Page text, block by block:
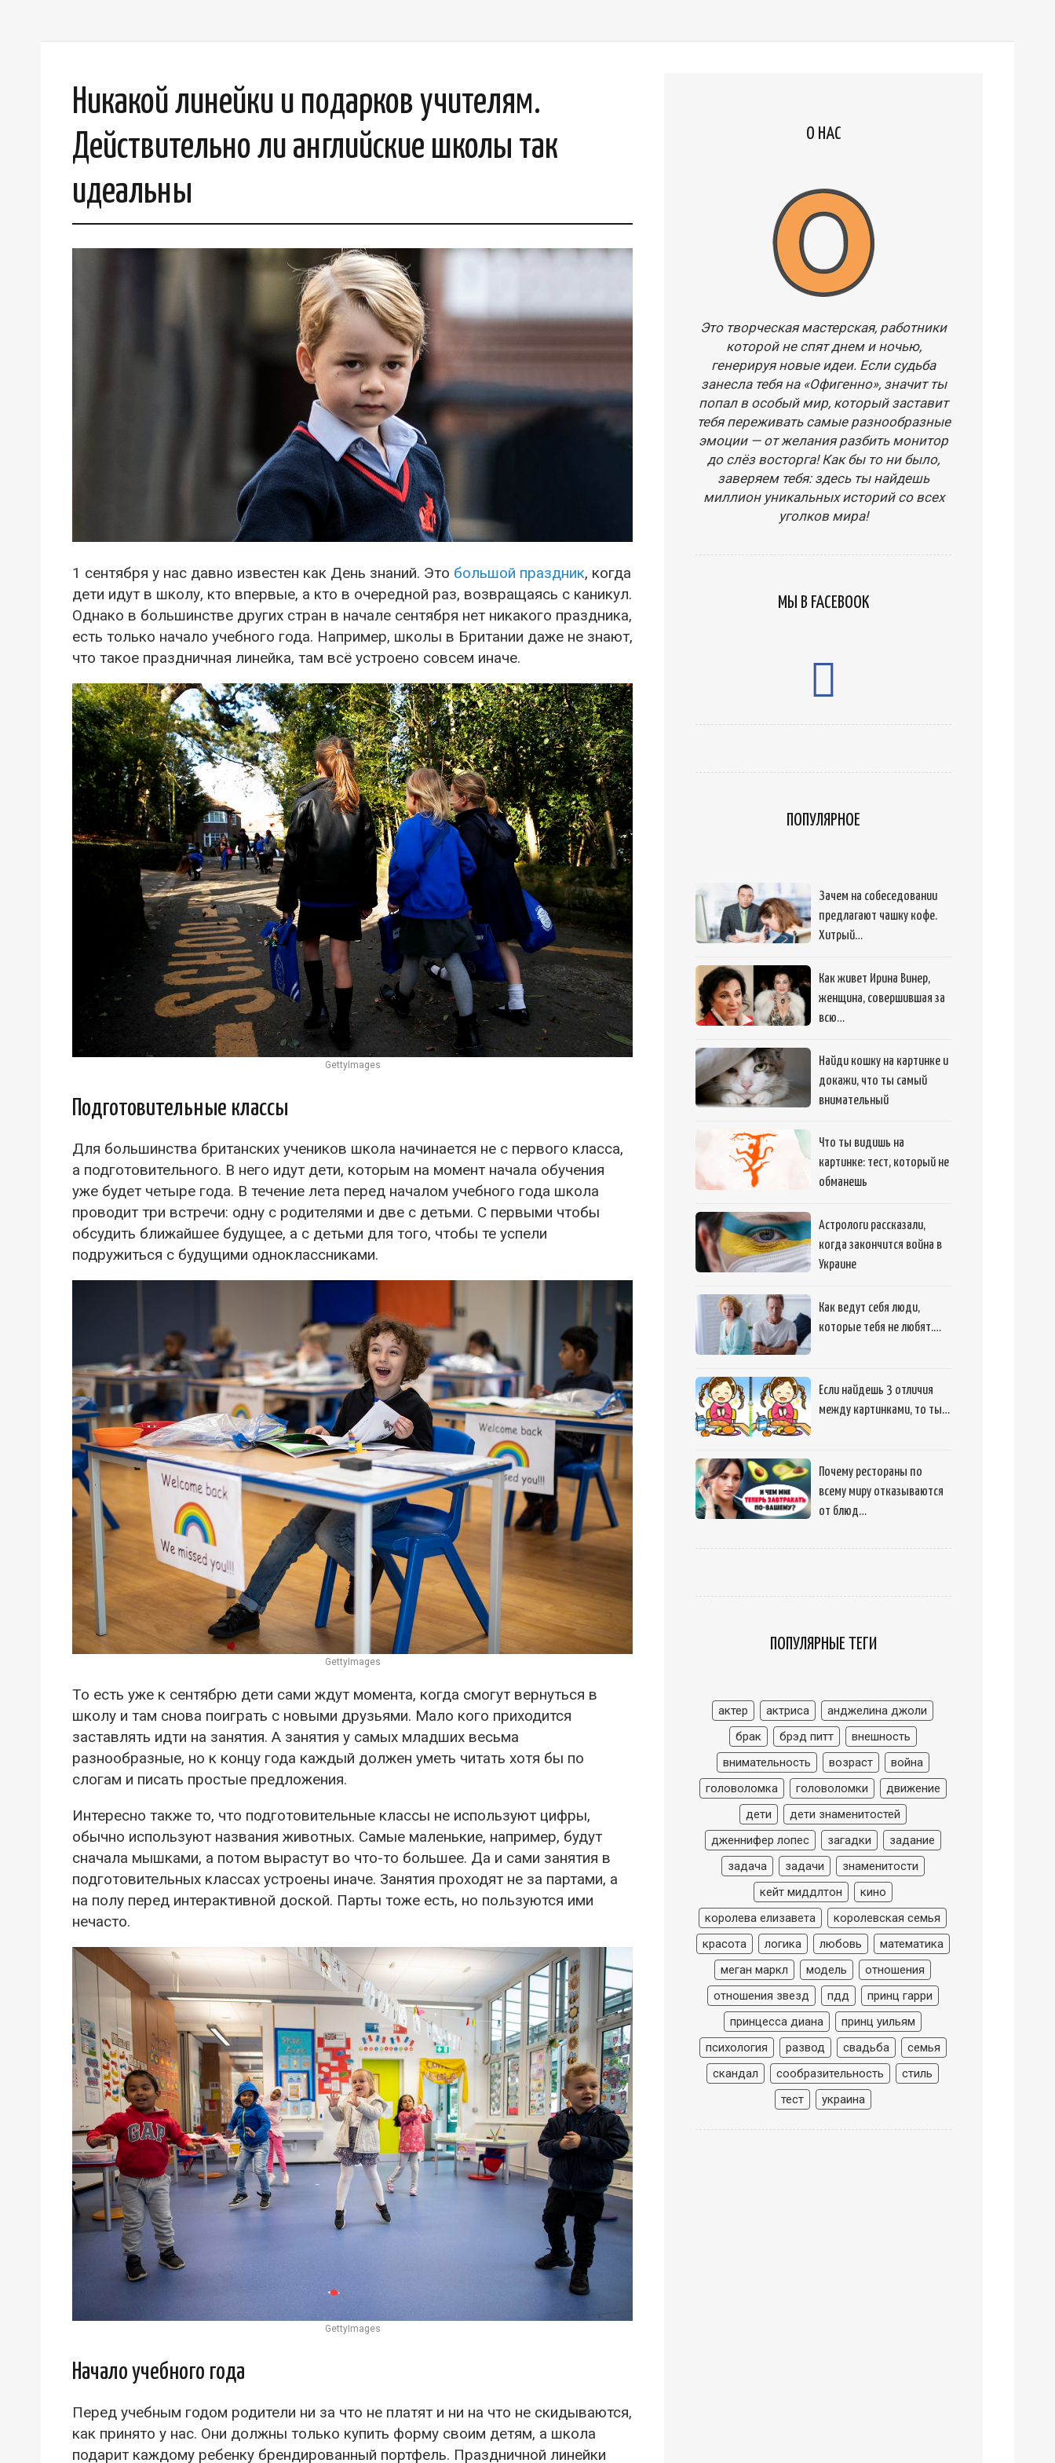
Никакой линейки и подарков учителям.
Действительно ли английские школы так
идеальны
1 сентября у нас давно известен как День знаний. Это большой праздник, когда
дети идут в школу, кто впервые, а кто в очередной раз, возвращаясь с каникул.
Однако в большинстве других стран в начале сентября нет никакого праздника,
есть только начало учебного года. Например, школы в Британии даже не знают,
что такое праздничная линейка, там всё устроено совсем иначе.
GettyImages
Подготовительные классы
Для большинства британских учеников школа начинается не с первого класса,
а подготовительного. В него идут дети, которым на момент начала обучения
уже будет четыре года. В течение лета перед началом учебного года школа
проводит три встречи: одну с родителями и две с детьми. С первыми чтобы
обсудить ближайшее будущее, а с детьми для того, чтобы те успели
подружиться с будущими одноклассниками.
GettyImages
То есть уже к сентябрю дети сами ждут момента, когда смогут вернуться в
школу и там снова поиграть с новыми друзьями. Мало кого приходится
заставлять идти на занятия. А занятия у самых младших весьма
разнообразные, но к концу года каждый должен уметь читать хотя бы по
слогам и писать простые предложения.
Интересно также то, что подготовительные классы не используют цифры,
обычно используют названия животных. Самые маленькие, например, будут
сначала мышками, а потом вырастут во что-то большее. Да и сами занятия в
подготовительных классах устроены иначе. Занятия проходят не за партами, а
на полу перед интерактивной доской. Парты тоже есть, но пользуются ими
нечасто.
GettyImages
Начало учебного года
Перед учебным годом родители ни за что не платят и ни на что не скидываются,
как принято у нас. Они должны только купить форму своим детям, а школа
подарит каждому ребенку брендированный портфель. Праздничной линейки
О НАС
Это творческая мастерская, работники
которой не спят днем и ночью,
генерируя новые идеи. Если судьба
занесла тебя на «Офигенно», значит ты
попал в особый мир, который заставит
тебя переживать самые разнообразные
эмоции — от желания разбить монитор
до слёз восторга! Как бы то ни было,
заверяем тебя: здесь ты найдешь
миллион уникальных историй со всех
уголков мира!
МЫ В FACEBOOK
ПОПУЛЯРНОЕ
Зачем на собеседовании
предлагают чашку кофе.
Хитрый…
Как живет Ирина Винер,
женщина, совершившая за
всю…
Найди кошку на картинке и
докажи, что ты самый
внимательный
Что ты видишь на
картинке: тест, который не
обманешь
Астрологи рассказали,
когда закончится война в
Украине
Как ведут себя люди,
которые тебя не любят.…
Если найдешь 3 отличия
между картинками, то ты…
Почему рестораны по
всему миру отказываются
от блюд…
ПОПУЛЯРНЫЕ ТЕГИ
актер актриса
анджелина джоли
брак
брэд питт
внешность
внимательность
возраст
война
головоломка
головоломки
движение
дети
дети знаменитостей
дженнифер лопес
загадки
задание
задача
задачи
знаменитости
кейт миддлтон
кино
королева елизавета
королевская семья
красота
логика любовь
математика
меган маркл
модель
отношения
отношения звезд
пдд
принц гарри
принцесса диана
принц уильям
психология
развод свадьба
семья
скандал
сообразительность
стиль
тест
украина